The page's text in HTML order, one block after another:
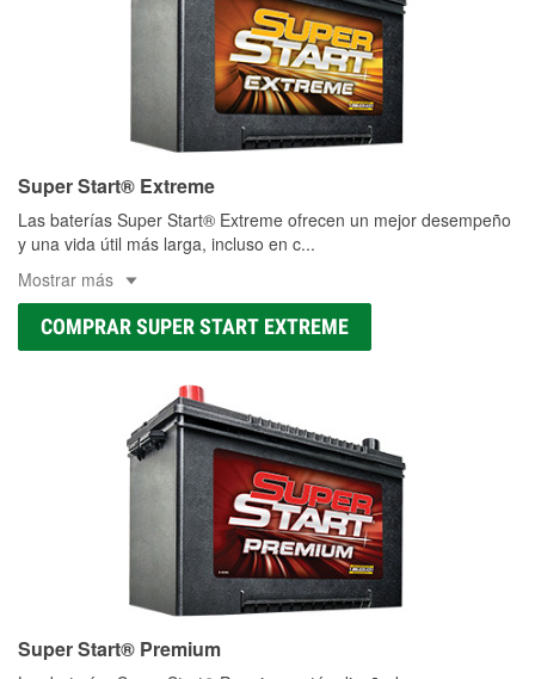
Super Start® Extreme
Las baterías Super Start® Extreme ofrecen un mejor desempeño
y una vida útil más larga, incluso en c...
Mostrar más
COMPRAR SUPER START EXTREME
Super Start® Premium